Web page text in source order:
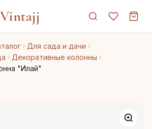
Vintajj
Для сада и дачи
Декоративные колонны
"Илай"